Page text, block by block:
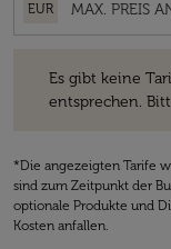
EUR
Es gibt keine
entsprechen.
*Die angezeigten Tarife
sind zum Zeitpunkt der
optionale Produkte und
Kosten anfallen.